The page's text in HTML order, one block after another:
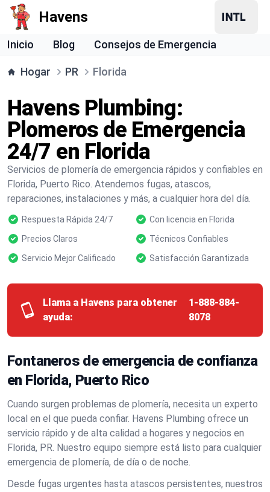
Havens
Inicio Blog Consejos de Emergencia
Hogar PR Florida
Havens Plumbing:
Plomeros de Emergencia
24/7 en Florida
Servicios de plomería de emergencia rápidos y confiables en
Florida, Puerto Rico. Atendemos fugas, atascos,
reparaciones, instalaciones y más, a cualquier hora del día.
Respuesta Rápida 24/7
Con licencia en Florida
Precios Claros
Técnicos Confiables
Servicio Mejor Calificado
Satisfacción Garantizada
Llama a Havens para obtener
ayuda:
1-888-884-
8078
Fontaneros de emergencia de confianza
en Florida, Puerto Rico
Cuando surgen problemas de plomería, necesita un experto
local en el que pueda confiar. Havens Plumbing ofrece un
servicio rápido y de alta calidad a hogares y negocios en
Florida, PR. Nuestro equipo siempre está listo para cualquier
emergencia de plomería, de día o de noche.
Desde fugas urgentes hasta atascos persistentes, nuestros